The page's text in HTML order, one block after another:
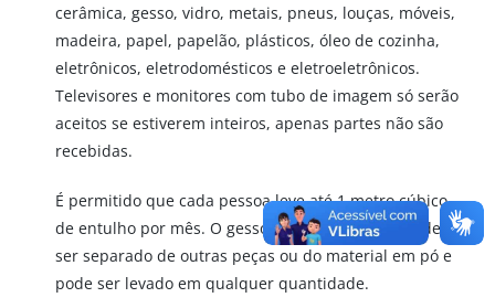
cerâmica, gesso, vidro, metais, pneus, louças, móveis,
madeira, papel, papelão, plásticos, óleo de cozinha,
eletrônicos, eletrodomésticos e eletroeletrônicos.
Televisores e monitores com tubo de imagem só serão
aceitos se estiverem inteiros, apenas partes não são
recebidas.
É permitido que cada pessoa leve até 1 metro cúbico
de entulho por mês. O gesso acartonado (placas) deve
ser separado de outras peças ou do material em pó e
pode ser levado em qualquer quantidade.